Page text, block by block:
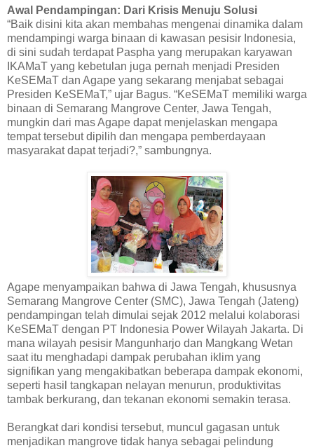
Awal Pendampingan: Dari Krisis Menuju Solusi
“Baik disini kita akan membahas mengenai dinamika dalam
mendampingi warga binaan di kawasan pesisir Indonesia,
di sini sudah terdapat Paspha yang merupakan karyawan
IKAMaT yang kebetulan juga pernah menjadi Presiden
KeSEMaT dan Agape yang sekarang menjabat sebagai
Presiden KeSEMaT,” ujar Bagus. “KeSEMaT memiliki warga
binaan di Semarang Mangrove Center, Jawa Tengah,
mungkin dari mas Agape dapat menjelaskan mengapa
tempat tersebut dipilih dan mengapa pemberdayaan
masyarakat dapat terjadi?,” sambungnya.
Agape menyampaikan bahwa di Jawa Tengah, khususnya
Semarang Mangrove Center (SMC), Jawa Tengah (Jateng)
pendampingan telah dimulai sejak 2012 melalui kolaborasi
KeSEMaT dengan PT Indonesia Power Wilayah Jakarta. Di
mana wilayah pesisir Mangunharjo dan Mangkang Wetan
saat itu menghadapi dampak perubahan iklim yang
signifikan yang mengakibatkan beberapa dampak ekonomi,
seperti hasil tangkapan nelayan menurun, produktivitas
tambak berkurang, dan tekanan ekonomi semakin terasa.
Berangkat dari kondisi tersebut, muncul gagasan untuk
menjadikan mangrove tidak hanya sebagai pelindung